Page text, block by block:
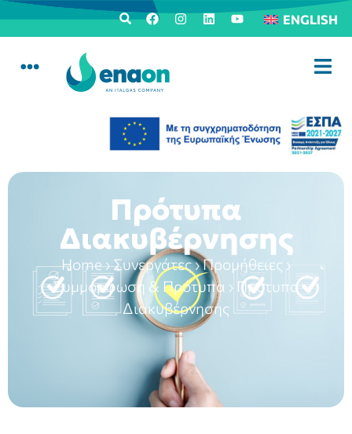
ENGLISH
Πρότυπα
Διακυβέρνησης
Home›Συνεργάτες›Προμήθειες ›
Συμμόρφωση & Πρότυπα › Πρότυπα
Διακυβέρνησης